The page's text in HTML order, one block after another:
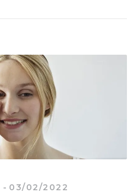
03/02/2022